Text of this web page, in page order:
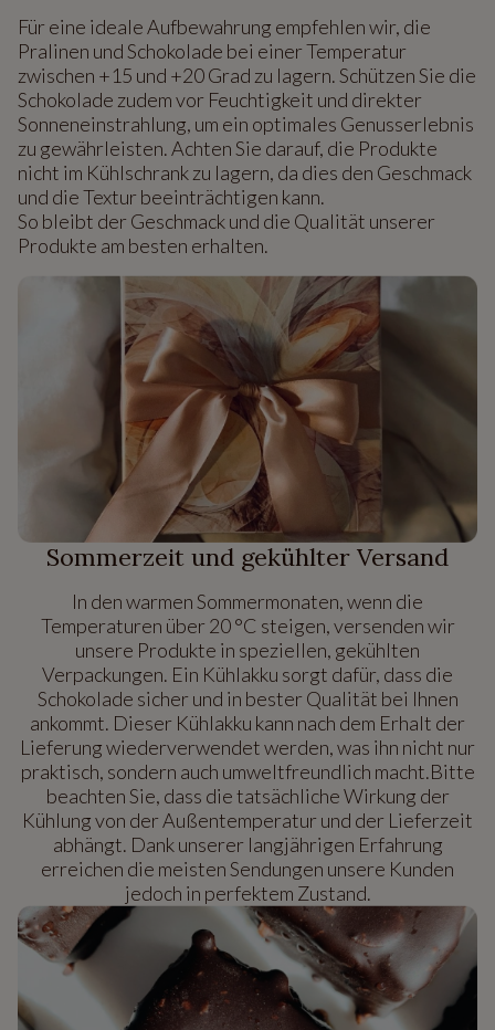
Für eine ideale Aufbewahrung empfehlen wir, die
Pralinen und Schokolade bei einer Temperatur
zwischen +15 und +20 Grad zu lagern. Schützen Sie die
Schokolade zudem vor Feuchtigkeit und direkter
Sonneneinstrahlung, um ein optimales Genusserlebnis
zu gewährleisten. Achten Sie darauf, die Produkte
nicht im Kühlschrank zu lagern, da dies den Geschmack
und die Textur beeinträchtigen kann.
So bleibt der Geschmack und die Qualität unserer
Produkte am besten erhalten.
Sommerzeit und gekühlter Versand
In den warmen Sommermonaten, wenn die
Temperaturen über 20 °C steigen, versenden wir
unsere Produkte in speziellen, gekühlten
Verpackungen. Ein Kühlakku sorgt dafür, dass die
Schokolade sicher und in bester Qualität bei Ihnen
ankommt. Dieser Kühlakku kann nach dem Erhalt der
Lieferung wiederverwendet werden, was ihn nicht nur
praktisch, sondern auch umweltfreundlich macht.Bitte
beachten Sie, dass die tatsächliche Wirkung der
Kühlung von der Außentemperatur und der Lieferzeit
abhängt. Dank unserer langjährigen Erfahrung
erreichen die meisten Sendungen unsere Kunden
jedoch in perfektem Zustand.